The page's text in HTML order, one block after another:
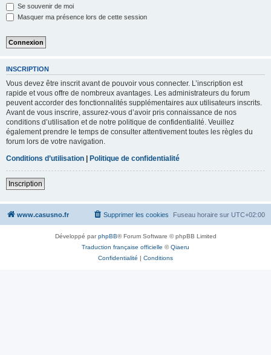
Se souvenir de moi
Masquer ma présence lors de cette session
INSCRIPTION
Vous devez être inscrit avant de pouvoir vous connecter. L’inscription est
rapide et vous offre de nombreux avantages. Les administrateurs du forum
peuvent accorder des fonctionnalités supplémentaires aux utilisateurs inscrits.
Avant de vous inscrire, assurez-vous d’avoir pris connaissance de nos
conditions d’utilisation et de notre politique de confidentialité. Veuillez
également prendre le temps de consulter attentivement toutes les règles du
forum lors de votre navigation.
Conditions d’utilisation | Politique de confidentialité
Inscription
www.casusno.fr Fuseau horaire sur UTC+02:00
Supprimer les cookies
Développé parphpBB® Forum Software © phpBB Limited
Traduction française officielle ©Qiaeru
Confidentialité | Conditions